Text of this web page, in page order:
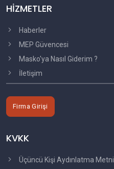
HİZMETLER
Haberler
MEP Güvencesi
Masko'ya Nasıl Giderim ?
İletişim
Firma Girişi
KVKK
Üçüncü Kişi Aydınlatma Metni